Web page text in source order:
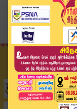
Home
வீடியோ
அதிமுக - பாஜக